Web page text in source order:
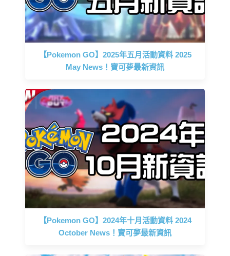
【Pokemon GO】2025年五月活動資料 2025
May News！寶可夢最新資訊
【Pokemon GO】2024年十月活動資料 2024
October News！寶可夢最新資訊